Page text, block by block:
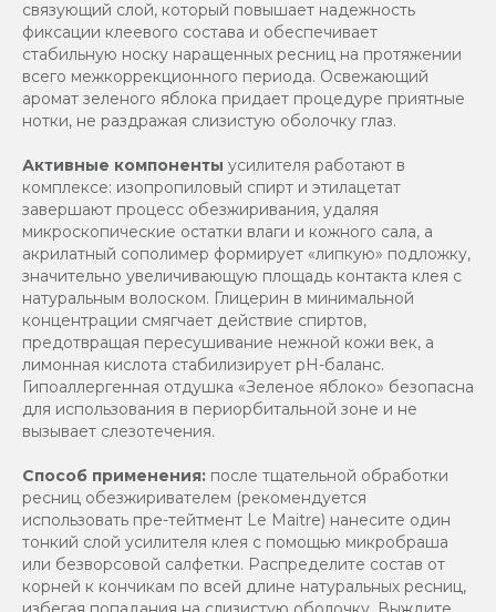
связующий слой, который повышает надежность
фиксации клеевого состава и обеспечивает
стабильную носку наращенных ресниц на протяжении
всего межкоррекционного периода. Освежающий
аромат зеленого яблока придает процедуре приятные
нотки, не раздражая слизистую оболочку глаз.
Активные компоненты усилителя работают в
комплексе: изопропиловый спирт и этилацетат
завершают процесс обезжиривания, удаляя
микроскопические остатки влаги и кожного сала, а
акрилатный сополимер формирует «липкую» подложку,
значительно увеличивающую площадь контакта клея с
натуральным волоском. Глицерин в минимальной
концентрации смягчает действие спиртов,
предотвращая пересушивание нежной кожи век, а
лимонная кислота стабилизирует pH-баланс.
Гипоаллергенная отдушка «Зеленое яблоко» безопасна
для использования в периорбитальной зоне и не
вызывает слезотечения.
Способ применения: после тщательной обработки
ресниц обезжиривателем (рекомендуется
использовать пре-тейтмент Le Maitre) нанесите один
тонкий слой усилителя клея с помощью микробраша
или безворсовой салфетки. Распределите состав от
корней к кончикам по всей длине натуральных ресниц,